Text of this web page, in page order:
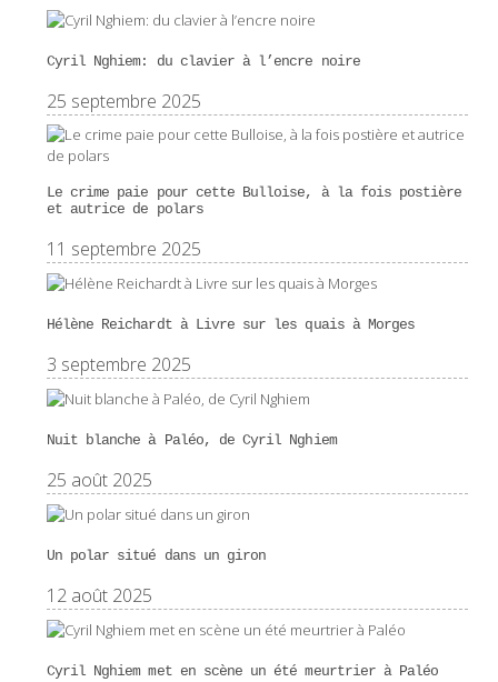
Cyril Nghiem: du clavier à l’encre noire
25 septembre 2025
Le crime paie pour cette Bulloise, à la fois postière
et autrice de polars
11 septembre 2025
Hélène Reichardt à Livre sur les quais à Morges
3 septembre 2025
Nuit blanche à Paléo, de Cyril Nghiem
25 août 2025
Un polar situé dans un giron
12 août 2025
Cyril Nghiem met en scène un été meurtrier à Paléo